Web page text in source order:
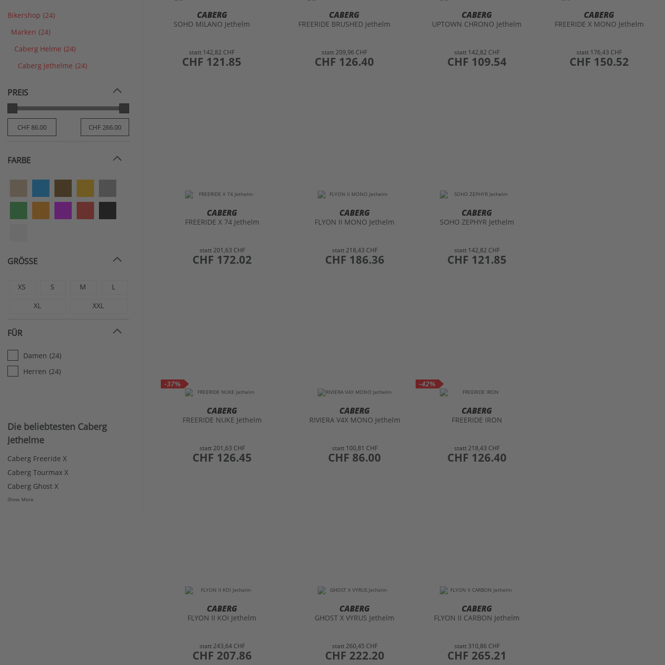
CABERG
SOHO MILANO Jethelm
statt 142,82 CHF
preis
CHF 121.85
CABERG
FREERIDE BRUSHED Jethelm
statt209,96 CHF
preis
CHF 126.40
CABERG
UPTOWN CHRONO Jethelm
statt 142,82 CHF
preis
CHF 109.54
CABERG
FREERIDE X MONO Jethelm
statt 176,43 CHF
preis
CHF 150.52
CABERG
FREERIDE X 74 Jethelm
statt201,63 CHF
preis
CHF 172.02
CABERG
FLYON II MONO Jethelm
statt218,43 CHF
preis
CHF 186.36
CABERG
SOHO ZEPHYR Jethelm
statt 142,82 CHF
preis
CHF 121.85
-37%
CABERG
FREERIDE NUKE Jethelm
statt201,63 CHF
preis
CHF 126.45
CABERG
RIVIERA V4X MONO Jethelm
statt 100,81 CHF
preis
CHF 86.00
-42%
CABERG
FREERIDE IRON
statt218,43 CHF
preis
CHF 126.40
CABERG
FLYON II KOI Jethelm
statt243,64 CHF
preis
CHF 207.86
CABERG
GHOST X VYRUS Jethelm
statt260,45 CHF
preis
CHF 222.20
CABERG
FLYON II CARBON Jethelm
statt 310,86 CHF
preis
CHF 265.21
Bikershop (24)
Marken (24)
Caberg Helme (24)
Caberg Jethelme (24)
PREIS
FARBE
GRÖSSE
XS S M L
XL XXL
FÜR
Damen (24)
Herren (24)
Die beliebtesten Caberg
Jethelme
Caberg Freeride X
Caberg Tourmax X
Caberg Ghost X
Show More